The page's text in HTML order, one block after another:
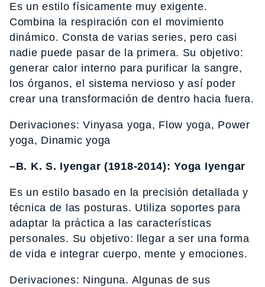
Es un estilo físicamente muy exigente.
Combina la respiración con el movimiento
dinámico. Consta de varias series, pero casi
nadie puede pasar de la primera. Su objetivo:
generar calor interno para purificar la sangre,
los órganos, el sistema nervioso y así poder
crear una transformación de dentro hacia fuera.
Derivaciones: Vinyasa yoga, Flow yoga, Power
yoga, Dinamic yoga
–B. K. S. Iyengar (1918-2014): Yoga Iyengar
Es un estilo basado en la precisión detallada y
técnica de las posturas. Utiliza soportes para
adaptar la práctica a las características
personales. Su objetivo: llegar a ser una forma
de vida e integrar cuerpo, mente y emociones.
Derivaciones: Ninguna. Algunas de sus